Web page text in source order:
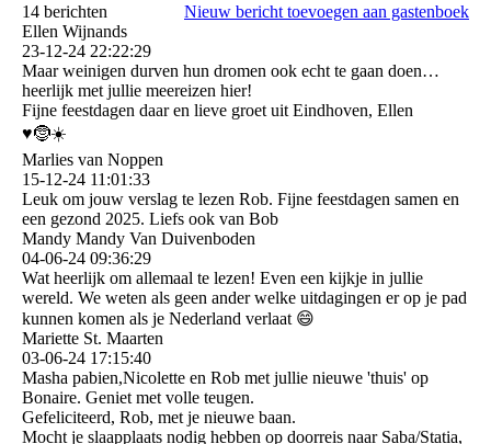
14 berichten
Nieuw bericht toevoegen aan gastenboek
Ellen Wijnands
23-12-24 22:22:29
Maar weinigen durven hun dromen ook echt te gaan doen…
heerlijk met jullie meereizen hier!
Fijne feestdagen daar en lieve groet uit Eindhoven, Ellen
♥️🤶☀️
Marlies van Noppen
15-12-24 11:01:33
Leuk om jouw verslag te lezen Rob. Fijne feestdagen samen en
een gezond 2025. Liefs ook van Bob
Mandy Mandy Van Duivenboden
04-06-24 09:36:29
Wat heerlijk om allemaal te lezen! Even een kijkje in jullie
wereld. We weten als geen ander welke uitdagingen er op je pad
kunnen komen als je Nederland verlaat 😄
Mariette St. Maarten
03-06-24 17:15:40
Masha pabien,Nicolette en Rob met jullie nieuwe 'thuis' op
Bonaire. Geniet met volle teugen.
Gefeliciteerd, Rob, met je nieuwe baan.
Mocht je slaapplaats nodig hebben op doorreis naar Saba/Statia,